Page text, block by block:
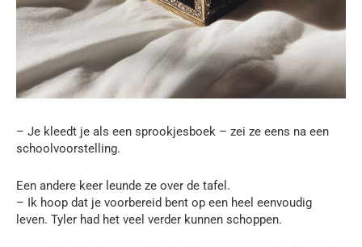
– Je kleedt je als een sprookjesboek – zei ze eens na een
schoolvoorstelling.
Een andere keer leunde ze over de tafel.
– Ik hoop dat je voorbereid bent op een heel eenvoudig
leven. Tyler had het veel verder kunnen schoppen.